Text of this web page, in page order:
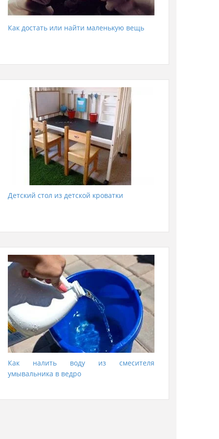
Как достать или найти маленькую вещь
Детский стол из детской кроватки
Как налить воду из смесителя
умывальника в ведро